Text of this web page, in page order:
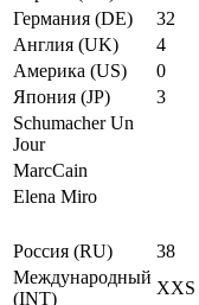
Германия (DE)
32
Англия (UK)
4
Америка (US)
0
Япония (JP)
3
Schumacher Un
Jour
MarcCain
Elena Miro
Россия (RU)
38
Международный
(INT)
XXS